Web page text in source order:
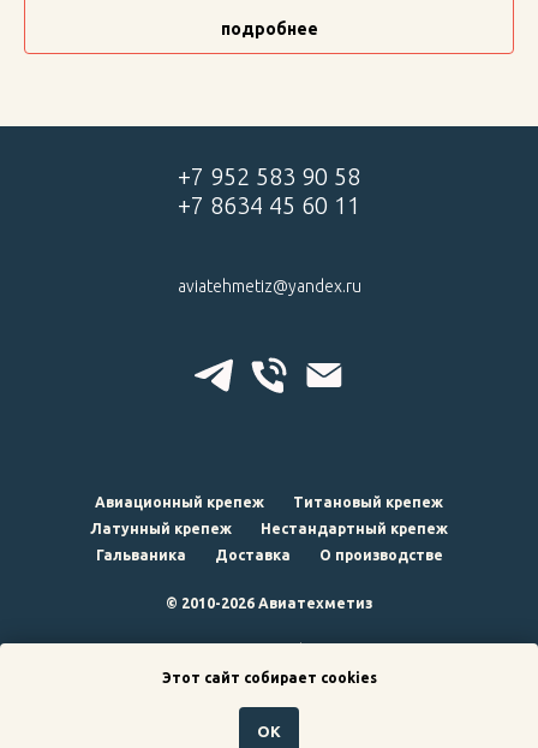
подробнее
+7 952 583 90 58
+7 8634 45 60 11
aviatehmetiz@yandex.ru
Авиационный крепеж
Титановый крепеж
Латунный крепеж
Нестандартный крепеж
Гальваника
Доставка О производстве
© 2010-2026 Авиатехметиз
наверх
Этот сайт собирает cookies
ОК